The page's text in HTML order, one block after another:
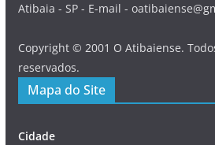
Atibaia - SP - E-mail -
Copyright © 2001 O Atibaiense.
reservados.
Mapa do Site
Cidade